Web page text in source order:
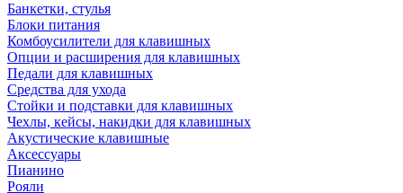
Банкетки, стулья
Блоки питания
Комбоусилители для клавишных
Опции и расширения для клавишных
Педали для клавишных
Средства для ухода
Стойки и подставки для клавишных
Чехлы, кейсы, накидки для клавишных
Акустические клавишные
Аксессуары
Пианино
Рояли